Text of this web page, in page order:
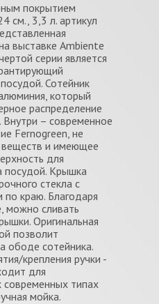
покрытием
см., 3,3 л. артикул
выставке Ambiente
серии является
Сотейник
который
распределение
Внутри – современное
Fernogreen, не
и имеющее
для
посудой. Крышка
стекла с
краю. Благодаря
можно сливать
Оригинальная
позволит
ободе сотейника.
крепления ручки -
для
современных типах
мойка.